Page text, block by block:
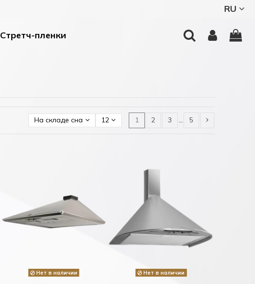
RU
Стретч-пленки
На складе сначала 12 1 2 3 … 5
Нет в наличии Нет в наличии